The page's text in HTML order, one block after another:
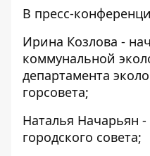
В пресс-
Ирина Козлова -
коммунальной
департамента
горсовета;
Наталья Начарьян -
городского совета;